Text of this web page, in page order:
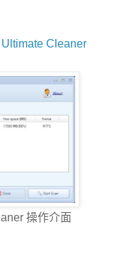
Cleaner
操作介面